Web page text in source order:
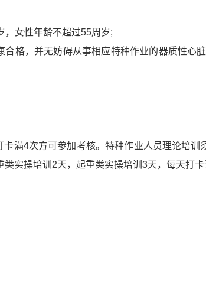
，女性年龄不超过55周岁;
格，并无妨碍从事相应特种作业的器质性心
卡满4次方可参加考核。特种作业人员理论培
实操培训2天，起重类实操培训3天，每天打卡